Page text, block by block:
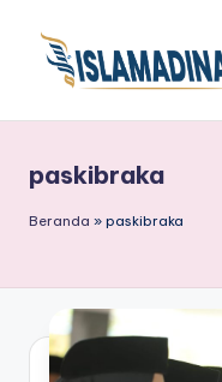
paskibraka
Beranda » paskibraka